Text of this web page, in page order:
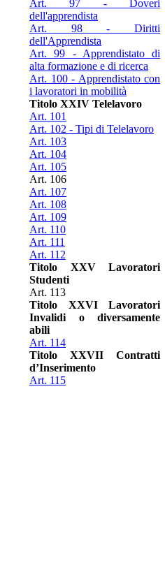
Art. 97 - Doveri
dell'apprendista
Art. 98 - Diritti
dell'Apprendista
Art. 99 - Apprendistato di
alta formazione e di ricerca
Art. 100 - Apprendistato con
i lavoratori in mobilità
Titolo XXIV Telelavoro
Art. 101
Art. 102 - Tipi di Telelavoro
Art. 103
Art. 104
Art. 105
Art. 106
Art. 107
Art. 108
Art. 109
Art. 110
Art. 111
Art. 112
Titolo XXV Lavoratori
Studenti
Art. 113
Titolo XXVI Lavoratori
Invalidi o diversamente
abili
Art. 114
Titolo XXVII Contratti
d’Inserimento
Art. 115